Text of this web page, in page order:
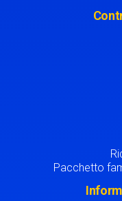
Pacchetto